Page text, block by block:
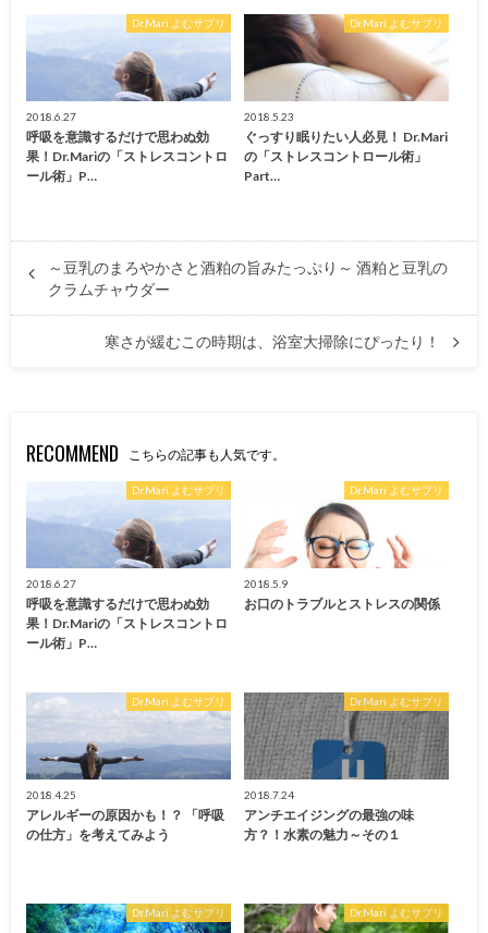
Dr.Mari よむサプリ
2018.6.27
呼吸を意識するだけで思わぬ効
果！Dr.Mariの「ストレスコントロ
ール術」P…
Dr.Mari よむサプリ
2018.5.23
ぐっすり眠りたい人必見！ Dr.Mari
の「ストレスコントロール術」
Part…
～豆乳のまろやかさと酒粕の旨みたっぷり～ 酒粕と豆乳の
クラムチャウダー
寒さが緩むこの時期は、浴室大掃除にぴったり！
RECOMMEND こちらの記事も人気です。
Dr.Mari よむサプリ
2018.6.27
呼吸を意識するだけで思わぬ効
果！Dr.Mariの「ストレスコントロ
ール術」P…
Dr.Mari よむサプリ
2018.5.9
お口のトラブルとストレスの関係
Dr.Mari よむサプリ
2018.4.25
アレルギーの原因かも！？ 「呼吸
の仕方」を考えてみよう
Dr.Mari よむサプリ
2018.7.24
アンチエイジングの最強の味
方？！水素の魅力～その１
Dr.Mari よむサプリ Dr.Mari よむサプリ